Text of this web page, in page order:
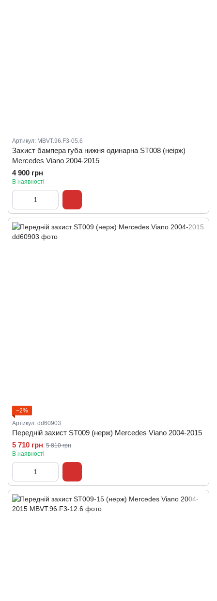
Артикул: MBVT.96.F3-05.6
Захист бампера губа нижня одинарна ST008 (неірж)
Mercedes Viano 2004-2015
4 900 грн
В наявності
−2%
Артикул: dd60903
Передній захист ST009 (нерж) Mercedes Viano 2004-2015
5 710 грн 5 810 грн
В наявності